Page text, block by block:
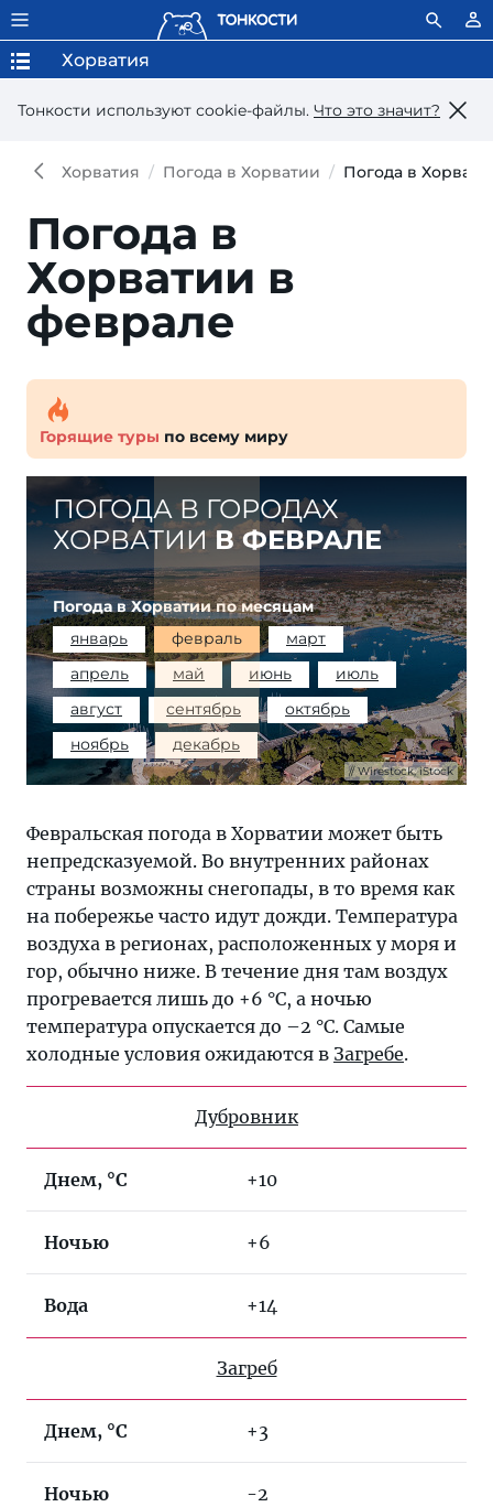
Тонкости используют сookie-файлы. Что это значит?
Хорватия
Хорватия Погода в Хорватии Погода в
Погода в
Хорватии в
феврале
Горящие туры по всему миру
Wirestock, iStock
ПОГОДА В ГОРОДАХ
ХОРВАТИИВ ФЕВРАЛЕ
Погода в Хорватии по месяцам
январь
февраль
март
апрель
май июнь
июль
август
сентябрь
октябрь
ноябрь
декабрь
Февральская погода в Хорватии может быть
непредсказуемой. Во внутренних районах
страны возможны снегопады, в то время как
на побережье часто идут дожди. Температура
воздуха в регионах, расположенных у моря и
гор, обычно ниже. В течение дня там воздух
прогревается лишь до +6 °C, а ночью
температура опускается до –2 °C. Самые
холодные условия ожидаются в Загребе.
Дубровник
Днем, °C +10
Ночью +6
Вода +14
Загреб
Днем, °C +3
Ночью -2